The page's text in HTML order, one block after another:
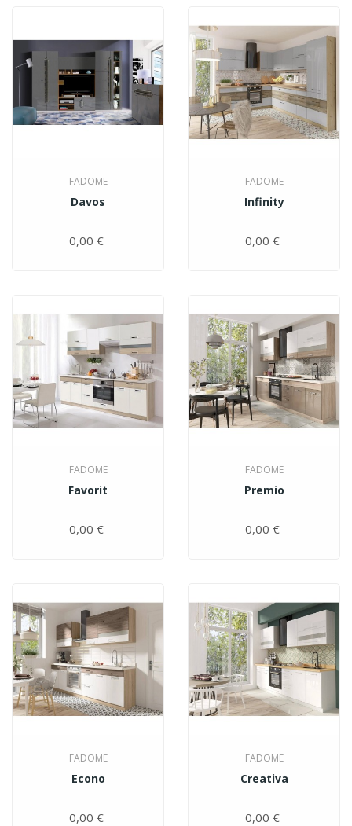
FADOME
Davos
0,00 €
FADOME
Infinity
0,00 €
FADOME
Favorit
0,00 €
FADOME
Premio
0,00 €
FADOME
Econo
0,00 €
FADOME
Creativa
0,00 €